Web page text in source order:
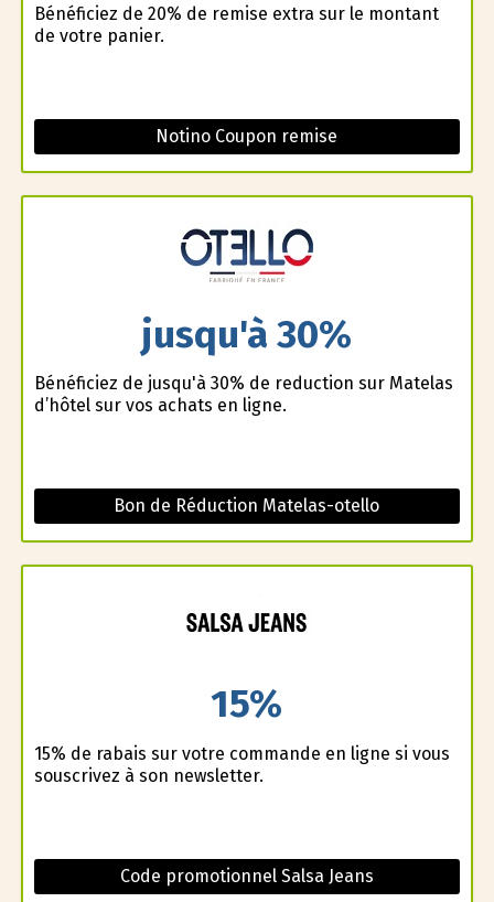
Bénéficiez de 20% de remise extra sur le montant
de votre panier.
Notino Coupon remise
jusqu'à 30%
Bénéficiez de jusqu'à 30% de reduction sur Matelas
d’hôtel sur vos achats en ligne.
Bon de Réduction Matelas-otello
15%
15% de rabais sur votre commande en ligne si vous
souscrivez à son newsletter.
Code promotionnel Salsa Jeans